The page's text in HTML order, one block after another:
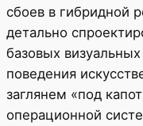
сбоев в гибридной
детально
базовых
поведения
заглянем «под
операционной